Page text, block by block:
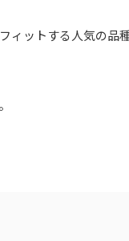
ィットする人気の品